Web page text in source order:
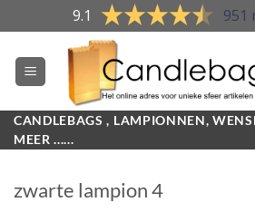
to
content
9.1 951
CANDLEBAGS , LAMPIONNEN,
MEER ......
zwarte lampion 4